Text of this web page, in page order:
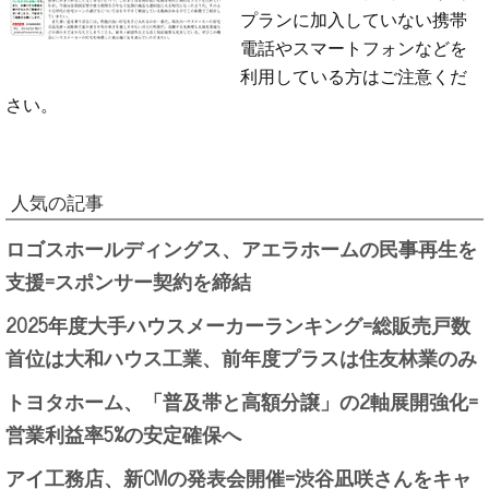
プランに加入していない携帯
電話やスマートフォンなどを
利用している方はご注意くだ
さい。
人気の記事
ロゴスホールディングス、アエラホームの民事再生を
支援=スポンサー契約を締結
2025年度大手ハウスメーカーランキング=総販売戸数
首位は大和ハウス工業、前年度プラスは住友林業のみ
トヨタホーム、「普及帯と高額分譲」の2軸展開強化=
営業利益率5%の安定確保へ
アイ工務店、新CMの発表会開催=渋谷凪咲さんをキャ